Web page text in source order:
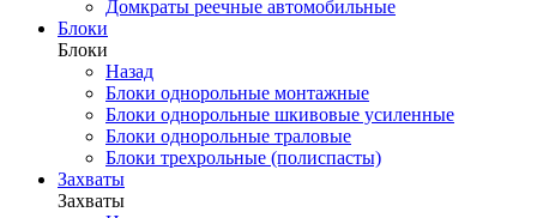
Домкраты реечные автомобильные
Блоки
Блоки
Назад
Блоки однорольные монтажные
Блоки однорольные шкивовые усиленные
Блоки однорольные траловые
Блоки трехрольные (полиспасты)
Захваты
Захваты